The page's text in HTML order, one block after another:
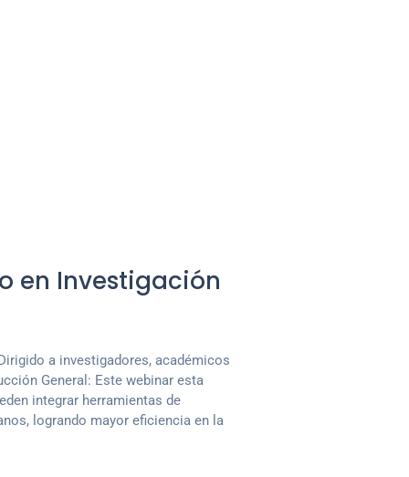
en Investigación
a investigadores, académicos
General: Este webinar esta
integrar herramientas de
logrando mayor eficiencia en la